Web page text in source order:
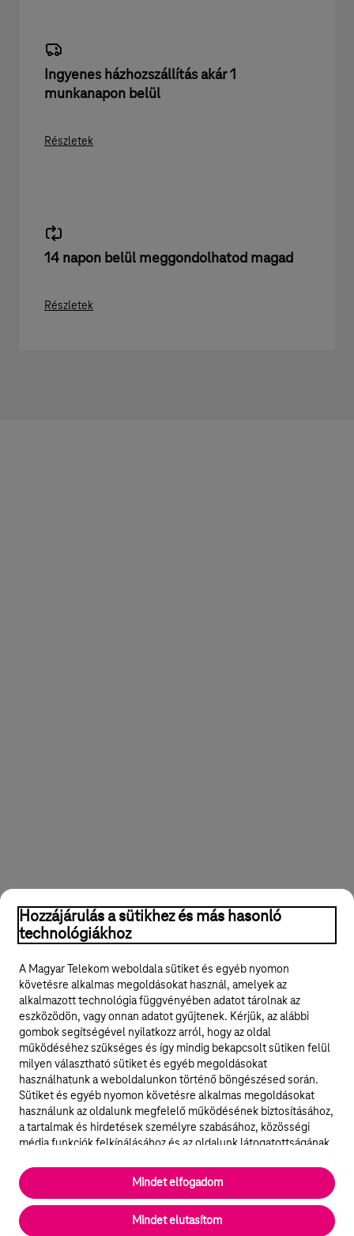
Ingyenes házhoz­szállítás akár 1
munkanapon belül
Részletek
14 napon belül meggondolhatod magad
Részletek
Hozzájárulás a sütikhez és más hasonló
technológiákhoz
A Magyar Telekom weboldala sütiket és egyéb nyomon
követésre alkalmas megoldásokat használ, amelyek az
alkalmazott technológia függvényében adatot tárolnak az
eszközödön, vagy onnan adatot gyűjtenek. Kérjük, az alábbi
gombok segítségével nyilatkozz arról, hogy az oldal
működéséhez szükséges és így mindig bekapcsolt sütiken felül
milyen választható sütiket és egyéb megoldásokat
használhatunk a weboldalunkon történő böngészésed során.
Sütiket és egyéb nyomon követésre alkalmas megoldásokat
használunk az oldalunk megfelelő működésének biztosításához,
a tartalmak és hirdetések személyre szabásához, közösségi
média funkciók felkínálásához és az oldalunk látogatottságának
elengedhetetlenek a weboldal működéséhez és nem lehet
kikapcsolni őket a weboldal látogatása során rendszerünkből. A
statisztikai, vagy marketing célú sütik segítségével bizonyos
esetekben az oldalhasználattal kapcsolatos információkat is
Mindet elutasítom
Mindet elfogadom